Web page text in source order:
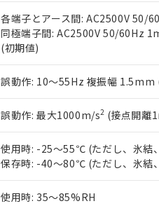
各端子とアース間: AC2500V 50/
同極端子間: AC2500V 50/60Hz
(初期値)
誤動作: 10～55Hz 複振幅 1.5mm
誤動作: 最大1000m/s2 (接点開離
使用時: -25～55℃ (ただし、氷結
保存時: -40～80℃ (ただし、氷結
使用時: 35～85%RH
り割愛しております。